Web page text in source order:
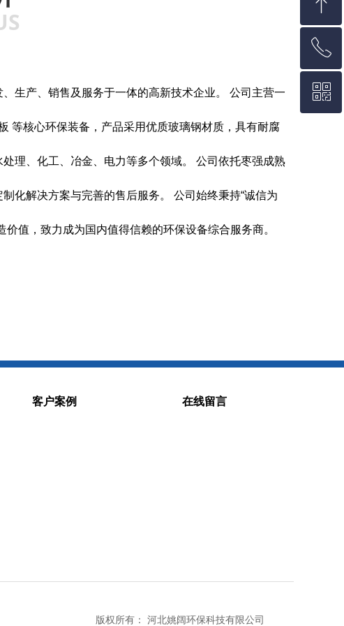
产、销售及服务于一体的高新技术企业。 公司主营一
等核心环保装备，产品采用优质玻璃钢材质，具有耐腐
理、化工、冶金、电力等多个领域。 公司依托枣强成熟
化解决方案与完善的售后服务。 公司始终秉持“诚信为
值，致力成为国内值得信赖的环保设备综合服务商。
客户案例 在线留言
版权所有： 河北姚阔环保科技有限公司
回到顶部
ꂅ
15333383321
ꀥ